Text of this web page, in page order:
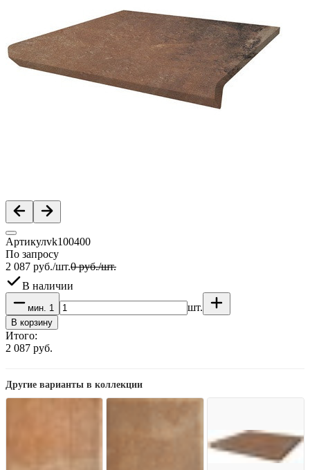
Артикулvk100400
По запросу
2 087 руб./шт.0 руб./шт.
В наличии
мин. 1 шт.
В корзину
Итого:
2 087 руб.
Другие варианты в коллекции